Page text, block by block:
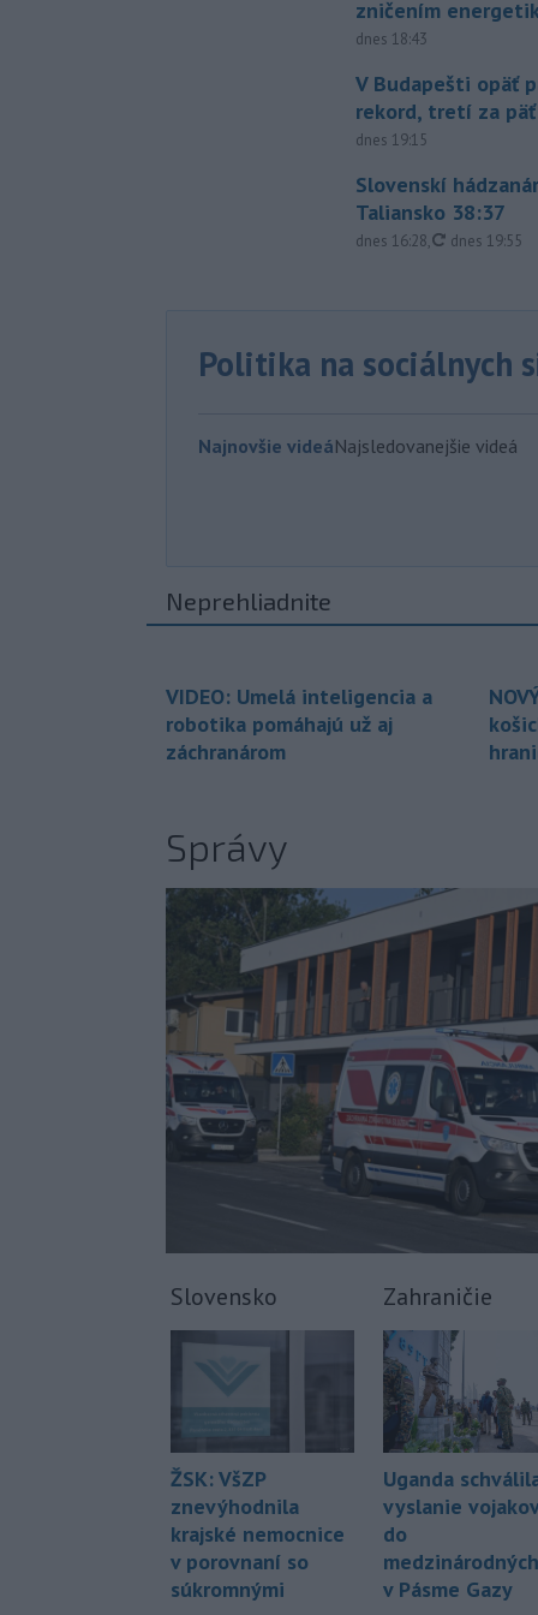
zničením
dnes 18:43
V Budapešti opäť
rekord, tretí za
dnes 19:15
Slovenskí
Taliansko 38:37
dnes 16:28, aktualizované
dnes 19:55
Politika na sociálnych
Najnovšie videáNajsledovanejšie videá
Neprehliadnite
VIDEO: Umelá inteligencia a
robotika pomáhajú už aj
záchranárom
Správy
Slovensko
ŽSK: VšZP
znevýhodnila
krajské nemocnice
v porovnaní so
súkromnými
Zahraničie
Uganda
vyslanie vojakov
do
v Pásme Gazy